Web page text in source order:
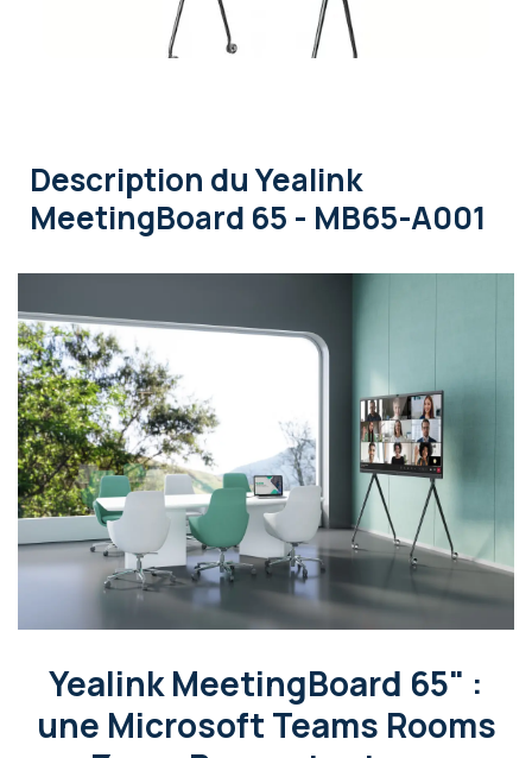
Description du Yealink
MeetingBoard 65 - MB65-A001
Yealink MeetingBoard 65" :
une Microsoft Teams Rooms